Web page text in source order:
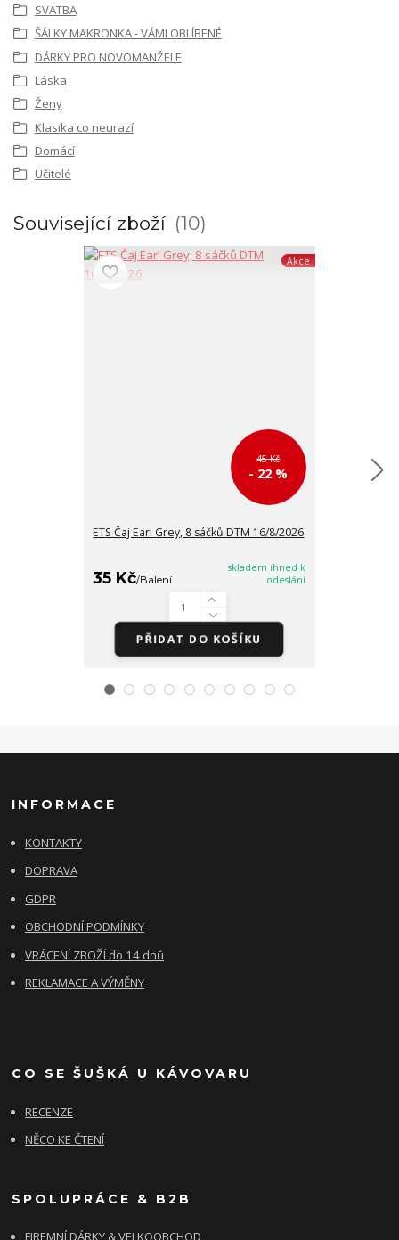
SVATBA
ŠÁLKY MAKRONKA - VÁMI OBLÍBENÉ
DÁRKY PRO NOVOMANŽELE
Láska
Ženy
Klasika co neurazí
Domácí
Učitelé
Související zboží 10
Akce
45 Kč
- 22 %
ETS Čaj Earl Grey, 8 sáčků DTM 16/8/2026
35 Kč/Balení
skladem ihned k
odeslání
PŘIDAT DO KOŠÍKU
INFORMACE
KONTAKTY
DOPRAVA
GDPR
OBCHODNÍ PODMÍNKY
VRÁCENÍ ZBOŽÍ do 14 dnů
REKLAMACE A VÝMĚNY
CO SE ŠUŠKÁ U KÁVOVARU
RECENZE
NĚCO KE ČTENÍ
SPOLUPRÁCE & B2B
FIREMNÍ DÁRKY & VELKOOBCHOD